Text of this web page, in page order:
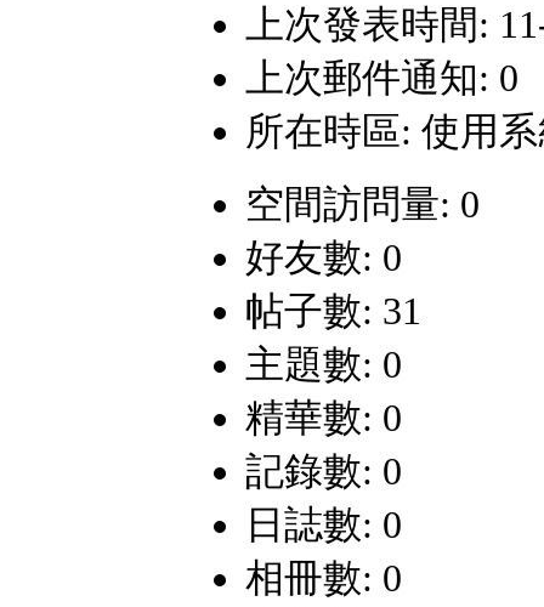
上次發表時間:
上次郵件通知: 0
所在時區: 使用
空間訪問量: 0
好友數: 0
帖子數: 31
主題數: 0
精華數: 0
記錄數: 0
日誌數: 0
相冊數: 0